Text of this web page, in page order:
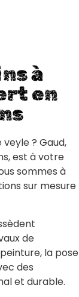
à
en
? Gaud,
est à votre
sommes à
sur mesure
de
la pose
des
et durable.